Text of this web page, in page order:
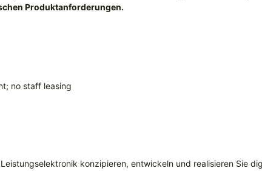
Produktanforderungen.
no staff leasing
konzipieren, entwickeln und realisieren Sie